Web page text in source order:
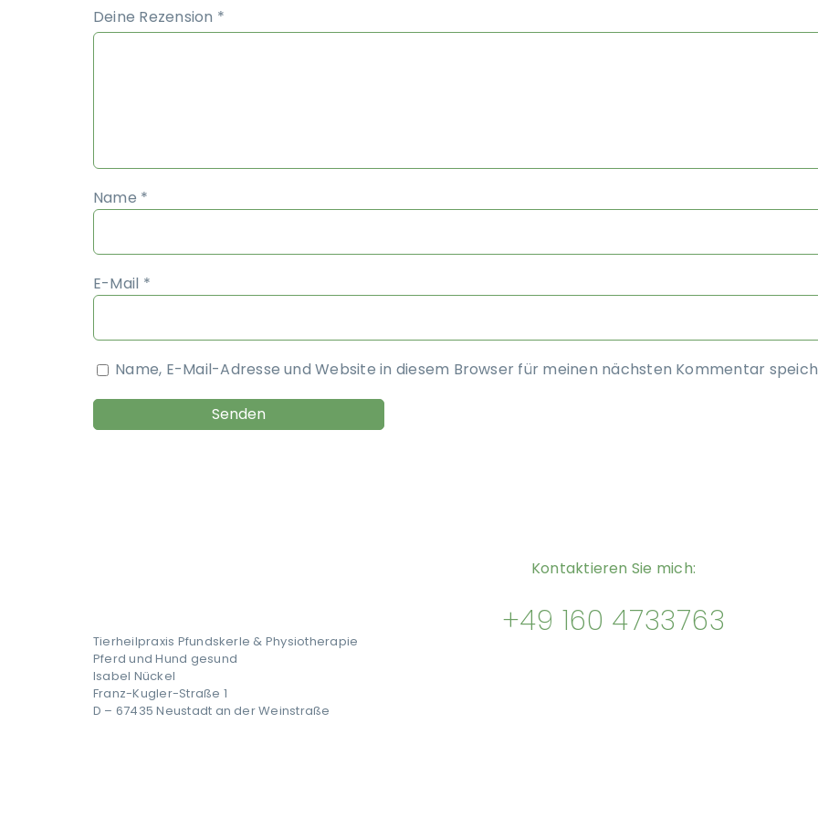
Deine Rezension *
Name *
E-Mail *
Name, E-Mail-Adresse und Website in diesem Browser für meinen nächsten Kommentar
Tierheilpraxis Pfundskerle & Physiotherapie
Pferd und Hund gesund
Isabel Nückel
Franz-Kugler-Straße 1
D – 67435 Neustadt an der Weinstraße
Kontaktieren Sie mich:
+49 160 4733763